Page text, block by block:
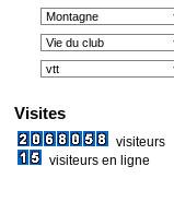
Visites
visiteurs
visiteurs en ligne